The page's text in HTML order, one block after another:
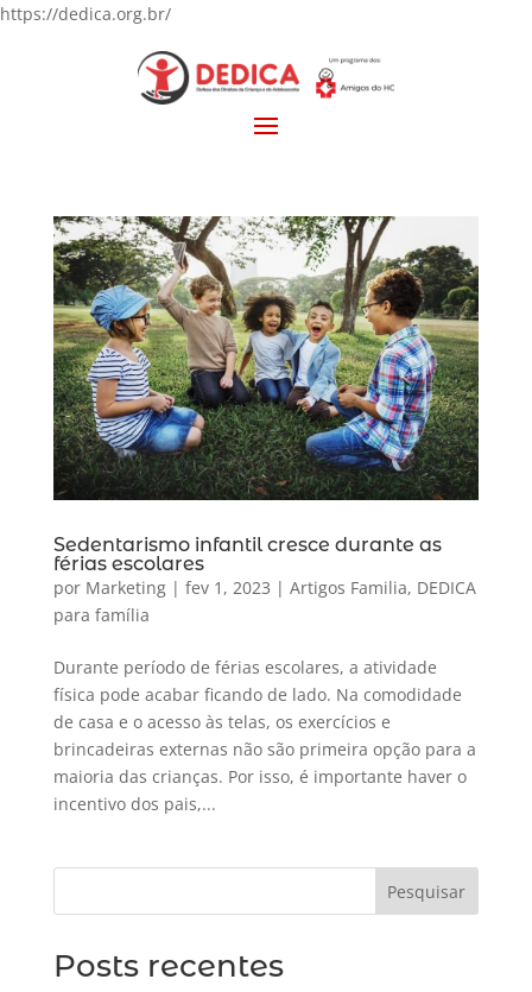
https://dedica.org.br/
Sedentarismo infantil cresce durante as
férias escolares
por Marketing| fev 1, 2023 | Artigos Familia, DEDICA
para família
Durante período de férias escolares, a atividade
física pode acabar ficando de lado. Na comodidade
de casa e o acesso às telas, os exercícios e
brincadeiras externas não são primeira opção para a
maioria das crianças. Por isso, é importante haver o
incentivo dos pais,...
Pesquisar
Posts recentes